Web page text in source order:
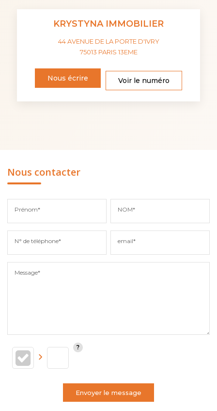
KRYSTYNA IMMOBILIER
44 AVENUE DE LA PORTE D'IVRY
75013 PARIS 13EME
Nous écrire Voir le numéro
Nous contacter
Prénom* NOM*
N° de téléphone* email*
Message*
Envoyer le message